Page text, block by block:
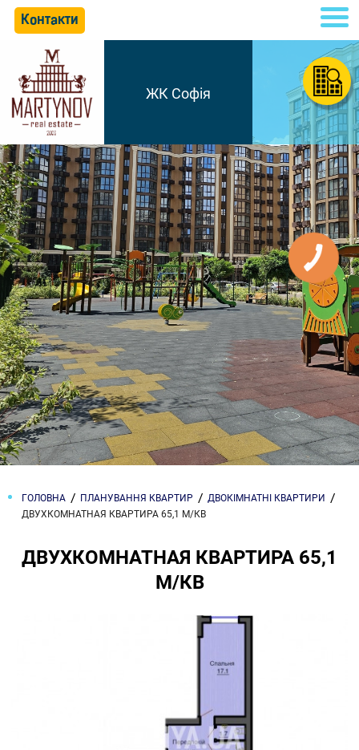
Контакти
ЖК Софія
ГОЛОВНА ПЛАНУВАННЯ КВАРТИР
ДВОКІМНАТНІ КВАРТИРИ
ДВУХКОМНАТНАЯ КВАРТИРА 65,1 М/КВ
ДВУХКОМНАТНАЯ КВАРТИРА 65,1
М/КВ